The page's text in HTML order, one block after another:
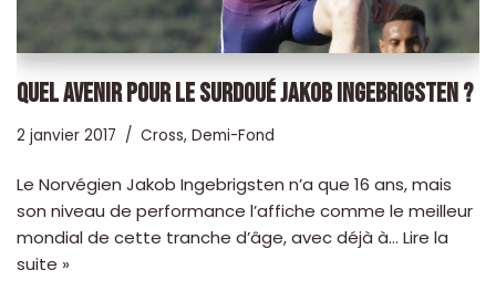
QUEL AVENIR POUR LE SURDOUÉ JAKOB INGEBRIGSTEN ?
2 janvier 2017 Cross, Demi-Fond
Le Norvégien Jakob Ingebrigsten n’a que 16 ans, mais
son niveau de performance l’affiche comme le meilleur
mondial de cette tranche d’âge, avec déjà à… Lire la
suite »